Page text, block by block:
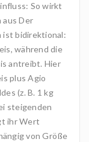
So wirkt
aus Der
ist bidirektional:
während die
antreibt. Hier
plus Agio
(z. B. 1 kg
steigenden
ihr Wert
von Größe